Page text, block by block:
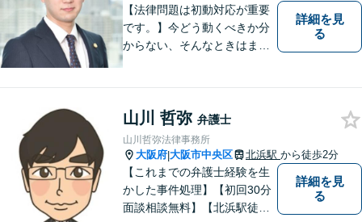
【法律問題は初動対応が重要
です。】今どう動くべきか分
からない、そんなときはまず
詳細を見
る
山川 哲弥 弁護士
山川哲弥法律事務所
大阪府|大阪市中央区 北浜駅 から徒歩2分
【これまでの弁護士経験を生
かした事件処理】【初回30分
面談相談無料】【北浜駅徒歩2
詳細を見
る